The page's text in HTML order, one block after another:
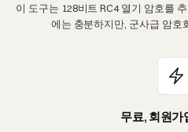
이 도구는 128비트 RC4 열기 암호를
에는 충분하지만, 군사급 암호
무료, 회원가